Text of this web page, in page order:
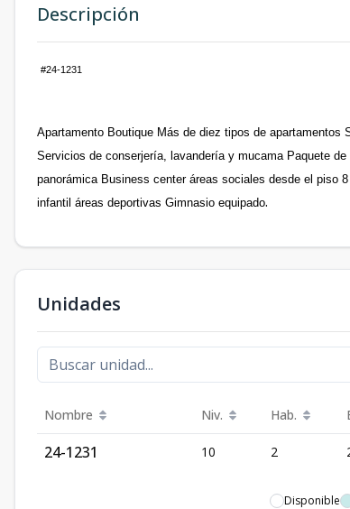
Descripción
#24-1231
Apartamento Boutique Más de diez tipos de apartamentos
Servicios de conserjería, lavandería y mucama Paquete
panorámica Business center áreas sociales desde el piso
infantil áreas deportivas Gimnasio equipado.
Unidades
Nombre Niv. Hab.
24-1231 10 2
Disponible